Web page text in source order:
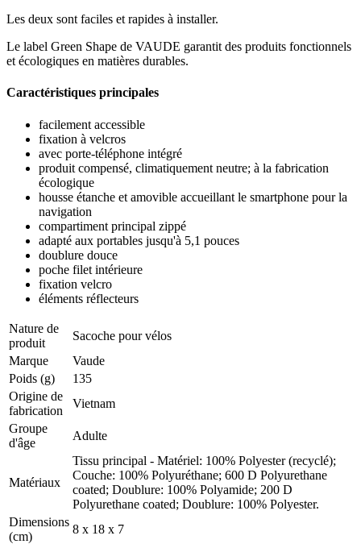
Les deux sont faciles et rapides à installer.
Le label Green Shape de VAUDE garantit des produits fonctionnels
et écologiques en matières durables.
Caractéristiques principales
facilement accessible
fixation à velcros
avec porte-téléphone intégré
produit compensé, climatiquement neutre; à la fabrication
écologique
housse étanche et amovible accueillant le smartphone pour la
navigation
compartiment principal zippé
adapté aux portables jusqu'à 5,1 pouces
doublure douce
poche filet intérieure
fixation velcro
éléments réflecteurs
Nature de
produit
Sacoche pour vélos
Marque
Vaude
Poids (g)
135
Origine de
fabrication
Vietnam
Groupe
d'âge
Adulte
Matériaux
Tissu principal - Matériel: 100% Polyester (recyclé);
Couche: 100% Polyuréthane; 600 D Polyurethane
coated; Doublure: 100% Polyamide; 200 D
Polyurethane coated; Doublure: 100% Polyester.
Dimensions
(cm)
8 x 18 x 7